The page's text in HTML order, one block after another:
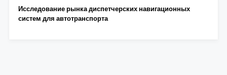
Исследование рынка диспетчерских навигационных
систем для автотранспорта